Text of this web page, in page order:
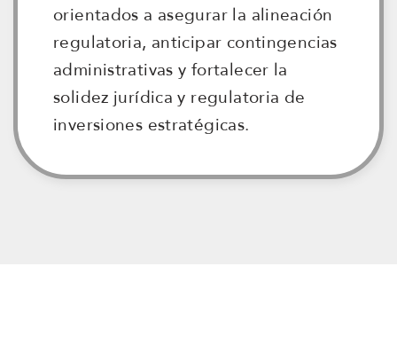
orientados a asegurar la alineación
regulatoria, anticipar contingencias
administrativas y fortalecer la
solidez jurídica y regulatoria de
inversiones estratégicas.